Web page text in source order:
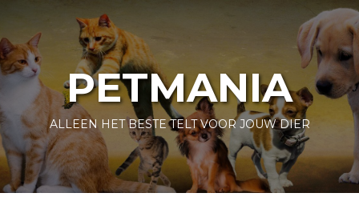
content
PETMANIA
ALLEEN HET BESTE TELT VOOR JOUW DIER